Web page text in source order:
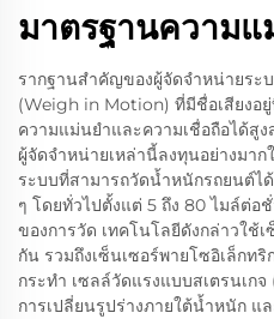
มาตรฐานความแ
รากฐานสำคัญของผู้จัดจำหน่ายร
(Weigh in Motion) ที่มีชื่อเสียงอ
ความแม่นยำและความเชื่อถือได้สู
ผู้จัดจำหน่ายเหล่านี้ลงทุนอย่างมา
ระบบที่สามารถวัดน้ำหนักรถยนต์ไ
ๆ โดยทั่วไปตั้งแต่ 5 ถึง 80 ไมล์ต่
ของการวัด เทคโนโลยีดังกล่าวใช้
กัน รวมถึงเซ็นเซอร์พายโซอิเล็กท
กระทำ เซลล์วัดแรงแบบสเตรนเก
การเปลี่ยนรูปร่างภายใต้น้ำหนัก